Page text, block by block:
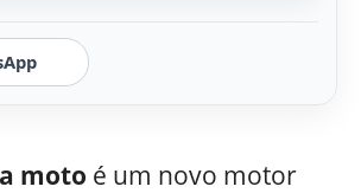
moto é um novo motor